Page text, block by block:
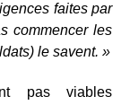
faites par
commencer les
le savent. »
pas viables